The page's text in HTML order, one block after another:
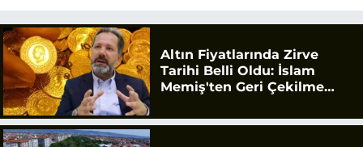
Altın Fiyatlarında Zirve
Tarihi Belli Oldu: İslam
Memiş'ten Geri Çekilme